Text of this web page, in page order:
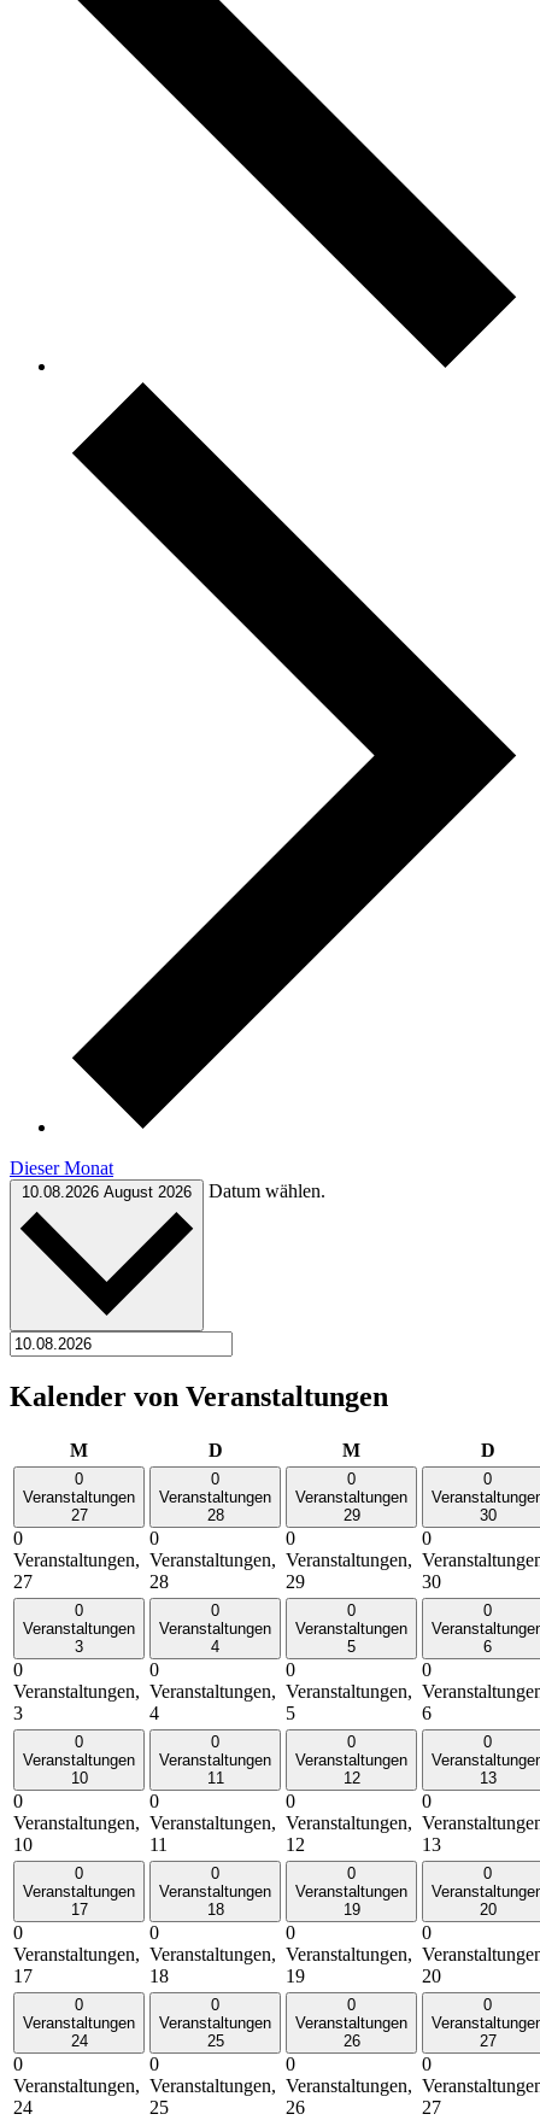
Dieser Monat
10.08.2026 August 2026 Datum wählen.
Kalender von Veranstaltungen
MMontag DDienstag MMittwoch D
0
Veranstaltungen
27
0
Veranstaltungen,
27
0
Veranstaltungen
28
0
Veranstaltungen,
28
0
Veranstaltungen
29
0
Veranstaltungen,
29
0
30
0
30
0
Veranstaltungen
3
0
Veranstaltungen,
3
0
Veranstaltungen
4
0
Veranstaltungen,
4
0
Veranstaltungen
5
0
Veranstaltungen,
5
0
6
0
6
0
Veranstaltungen
10
0
Veranstaltungen,
10
0
Veranstaltungen
11
0
Veranstaltungen,
11
0
Veranstaltungen
12
0
Veranstaltungen,
12
0
13
0
13
0
Veranstaltungen
17
0
Veranstaltungen,
17
0
Veranstaltungen
18
0
Veranstaltungen,
18
0
Veranstaltungen
19
0
Veranstaltungen,
19
0
20
0
20
0
Veranstaltungen
24
0
Veranstaltungen,
24
0
Veranstaltungen
25
0
Veranstaltungen,
25
0
Veranstaltungen
26
0
Veranstaltungen,
26
0
27
0
27